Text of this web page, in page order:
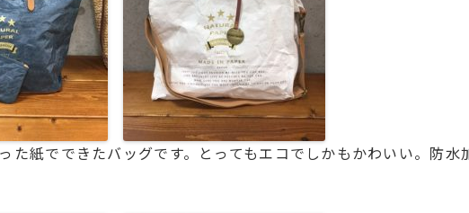
た紙でできたバッグです。とってもエコでしかもかわいい。防水